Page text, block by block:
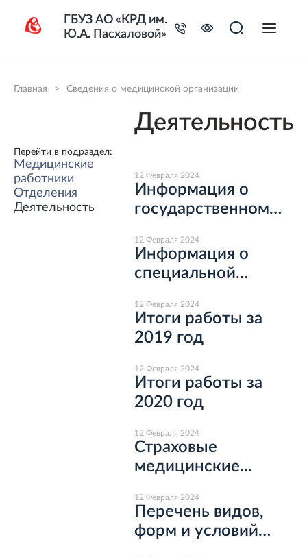
Главная > Сведения о медицинской организации
Перейти в подраздел:
Медицинские
работники
Отделения
Деятельность
Деятельность
12 Февраля 2024
Информация о
государственном
12 Февраля 2024
Информация о
специальной
труда (СОУТ)
12 Февраля 2024
Итоги работы за
2019 год
12 Февраля 2024
Итоги работы за
2020 год
12 Февраля 2024
Страховые
медицинские
12 Февраля 2024
Перечень видов,
форм и условий
ГБУЗ АО «КРД им.
Ю.А. Пасхаловой»